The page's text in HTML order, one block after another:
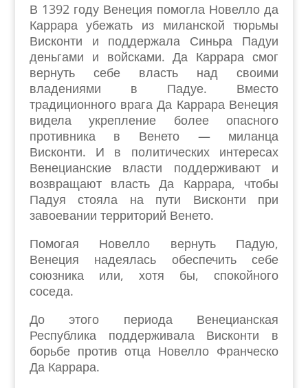
В 1392 году Венеция помогла Новелло да
Каррара убежать из миланской тюрьмы
Висконти и поддержала Синьра Падуи
деньгами и войсками. Да Каррара смог
вернуть себе власть над своими
владениями в Падуе. Вместо
традиционного врага Да Каррара Венеция
видела укрепление более опасного
противника в Венето — миланца
Висконти. И в политических интересах
Венецианские власти поддерживают и
возвращают власть Да Каррара, чтобы
Падуя стояла на пути Висконти при
завоевании территорий Венето.
Помогая Новелло вернуть Падую,
Венеция надеялась обеспечить себе
союзника или, хотя бы, спокойного
соседа.
До этого периода Венецианская
Республика поддерживала Висконти в
борьбе против отца Новелло Франческо
Да Каррара.